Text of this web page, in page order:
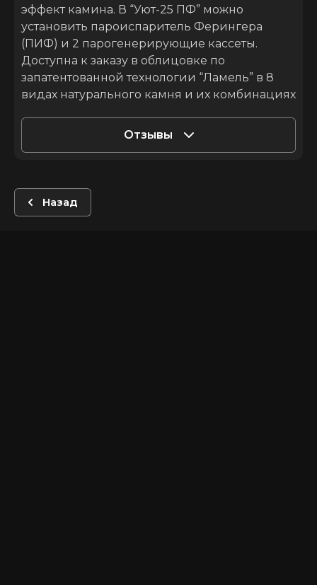
эффект камина. В “Уют-25 ПФ” можно
установить пароиспаритель Ферингера
(ПИФ) и 2 парогенерирующие кассеты.
Доступна к заказу в облицовке по
запатентованной технологии “Ламель” в 8
видах натурального камня и их комбинациях
Отзывы
Назад